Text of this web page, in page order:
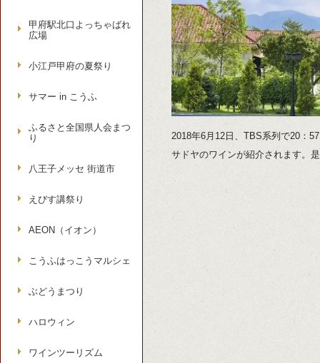
2018年6月12日、TBS系列で20：
サドヤのワインが紹介されます。
甲府駅北口よっちゃばれ
広場
小江戸甲府の夏祭り
サマー in こうふ
ふるさと全国県人会まつ
り
八王子メッセ 街道市
えびす講祭り
AEON（イオン）
こうふはっこうマルシェ
ぶどうまつり
ハロウィン
ワインツーリズム